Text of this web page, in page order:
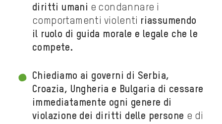
diritti umani e condannare i
comportamenti violenti riassumendo
il ruolo di guida morale e legale che le
compete.
Chiediamo ai governi di Serbia,
Croazia, Ungheria e Bulgaria di cessare
immediatamente ogni genere di
violazione dei diritti delle persone e di